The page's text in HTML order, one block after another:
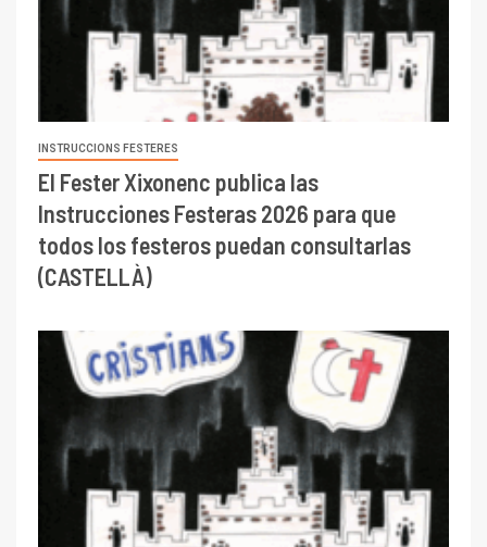
INSTRUCCIONS FESTERES
El Fester Xixonenc publica las
Instrucciones Festeras 2026 para que
todos los festeros puedan consultarlas
(CASTELLÀ)